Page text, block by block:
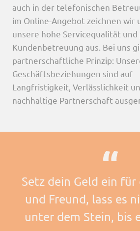
auch in der telefonischen
im Online-Angebot zeichnen wir
unsere hohe Servicequalität
Kundenbetreuung aus. Bei uns
partnerschaftliche Prinzip:
Geschäftsbeziehungen sind auf
Langfristigkeit, Verlässlichkeit
nachhaltige Partnerschaft
Setz dein Geld ein
und Freund, lass es
unter dem Stein, bis